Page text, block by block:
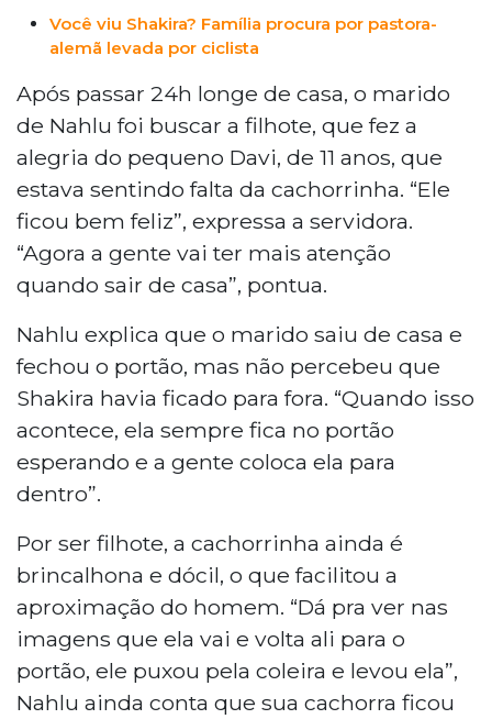
Você viu Shakira? Família procura por pastora-
alemã levada por ciclista
Após passar 24h longe de casa, o marido
de Nahlu foi buscar a filhote, que fez a
alegria do pequeno Davi, de 11 anos, que
estava sentindo falta da cachorrinha. “Ele
ficou bem feliz”, expressa a servidora.
“Agora a gente vai ter mais atenção
quando sair de casa”, pontua.
Nahlu explica que o marido saiu de casa e
fechou o portão, mas não percebeu que
Shakira havia ficado para fora. “Quando isso
acontece, ela sempre fica no portão
esperando e a gente coloca ela para
dentro”.
Por ser filhote, a cachorrinha ainda é
brincalhona e dócil, o que facilitou a
aproximação do homem. “Dá pra ver nas
imagens que ela vai e volta ali para o
portão, ele puxou pela coleira e levou ela”,
Nahlu ainda conta que sua cachorra ficou